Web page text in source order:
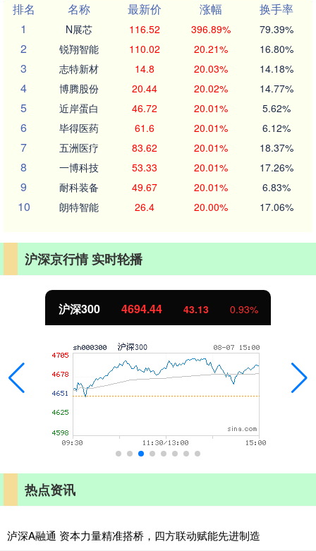
排名
名称 最新价 涨幅
换手率
1
N展芯 116.52 396.89% 79.39%
2 锐翔智能 110.02 20.21% 16.80%
3 志特新材 14.8 20.03% 14.18%
4 博腾股份 20.44 20.02% 14.77%
5 近岸蛋白 46.72 20.01% 5.62%
6 毕得医药 61.6 20.01% 6.12%
7 五洲医疗 83.62 20.01% 18.37%
8 一博科技 53.33 20.01% 17.26%
9 耐科装备 49.67 20.01% 6.83%
10 朗特智能 26.4 20.00% 17.06%
沪深京行情 实时轮播
北证50 1134.24 11.37 1.01%
热点资讯
泸深A融通 资本力量精准搭桥，四方联动赋能先进制造